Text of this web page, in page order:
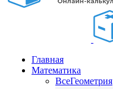
Главная
Математика
ВсеГеометрия